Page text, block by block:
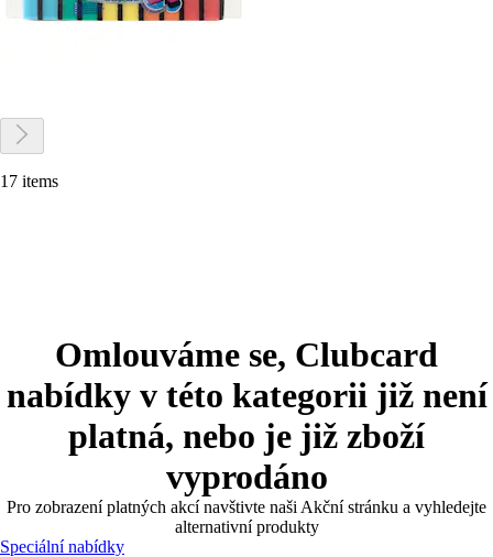
17 items
Omlouváme se, Clubcard
nabídky v této kategorii již není
platná, nebo je již zboží
vyprodáno
Pro zobrazení platných akcí navštivte naši Akční stránku a vyhledejte
alternativní produkty
Speciální nabídky